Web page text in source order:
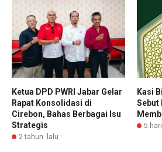
Ketua DPD PWRI Jabar Gelar
Rapat Konsolidasi di
Cirebon, Bahas Berbagai Isu
Strategis
2 tahun lalu
Kasi
Sebut
5